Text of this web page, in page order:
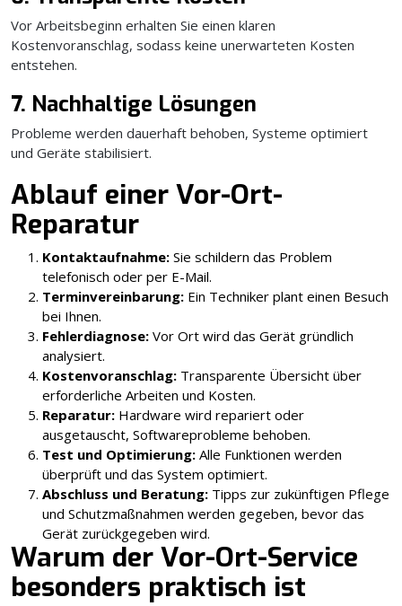
Vor Arbeitsbeginn erhalten Sie einen klaren
Kostenvoranschlag, sodass keine unerwarteten Kosten
entstehen.
7. Nachhaltige Lösungen
Probleme werden dauerhaft behoben, Systeme optimiert
und Geräte stabilisiert.
Ablauf einer Vor-Ort-
Reparatur
Kontaktaufnahme: Sie schildern das Problem
telefonisch oder per E-Mail.
Terminvereinbarung: Ein Techniker plant einen Besuch
bei Ihnen.
Fehlerdiagnose: Vor Ort wird das Gerät gründlich
analysiert.
Kostenvoranschlag: Transparente Übersicht über
erforderliche Arbeiten und Kosten.
Reparatur: Hardware wird repariert oder
ausgetauscht, Softwareprobleme behoben.
Test und Optimierung: Alle Funktionen werden
überprüft und das System optimiert.
Abschluss und Beratung: Tipps zur zukünftigen Pflege
und Schutzmaßnahmen werden gegeben, bevor das
Gerät zurückgegeben wird.
Warum der Vor-Ort-Service
besonders praktisch ist